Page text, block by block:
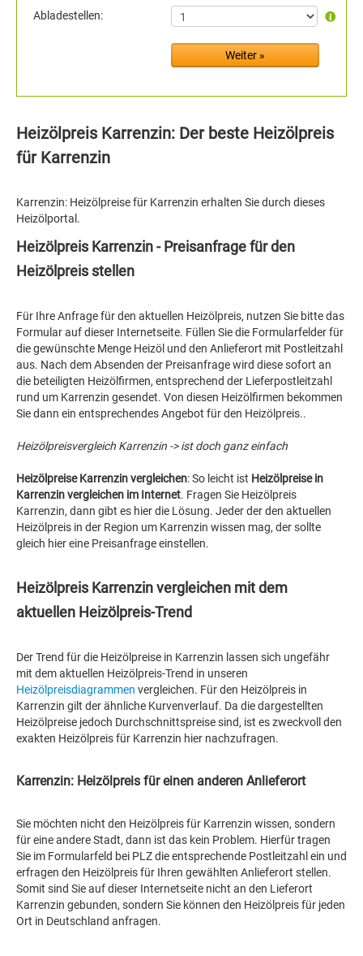
Abladestellen:
Heizölpreis Karrenzin: Der beste Heizölpreis
für Karrenzin
Karrenzin: Heizölpreise für Karrenzin erhalten Sie durch dieses
Heizölportal.
Heizölpreis Karrenzin - Preisanfrage für den
Heizölpreis stellen
Für Ihre Anfrage für den aktuellen Heizölpreis, nutzen Sie bitte das
Formular auf dieser Internetseite. Füllen Sie die Formularfelder für
die gewünschte Menge Heizöl und den Anlieferort mit Postleitzahl
aus. Nach dem Absenden der Preisanfrage wird diese sofort an
die beteiligten Heizölfirmen, entsprechend der Lieferpostleitzahl
rund um Karrenzin gesendet. Von diesen Heizölfirmen bekommen
Sie dann ein entsprechendes Angebot für den Heizölpreis..
Heizölpreisvergleich Karrenzin -> ist doch ganz einfach
Heizölpreise Karrenzin vergleichen: So leicht ist Heizölpreise in
Karrenzin vergleichen im Internet. Fragen Sie Heizölpreis
Karrenzin, dann gibt es hier die Lösung. Jeder der den aktuellen
Heizölpreis in der Region um Karrenzin wissen mag, der sollte
gleich hier eine Preisanfrage einstellen.
Heizölpreis Karrenzin vergleichen mit dem
aktuellen Heizölpreis-Trend
Der Trend für die Heizölpreise in Karrenzin lassen sich ungefähr
mit dem aktuellen Heizölpreis-Trend in unseren
Heizölpreisdiagrammen vergleichen. Für den Heizölpreis in
Karrenzin gilt der ähnliche Kurvenverlauf. Da die dargestellten
Heizölpreise jedoch Durchschnittspreise sind, ist es zweckvoll den
exakten Heizölpreis für Karrenzin hier nachzufragen.
Karrenzin: Heizölpreis für einen anderen Anlieferort
Sie möchten nicht den Heizölpreis für Karrenzin wissen, sondern
für eine andere Stadt, dann ist das kein Problem. Hierfür tragen
Sie im Formularfeld bei PLZ die entsprechende Postleitzahl ein und
erfragen den Heizölpreis für Ihren gewählten Anlieferort stellen.
Somit sind Sie auf dieser Internetseite nicht an den Lieferort
Karrenzin gebunden, sondern Sie können den Heizölpreis für jeden
Ort in Deutschland anfragen.